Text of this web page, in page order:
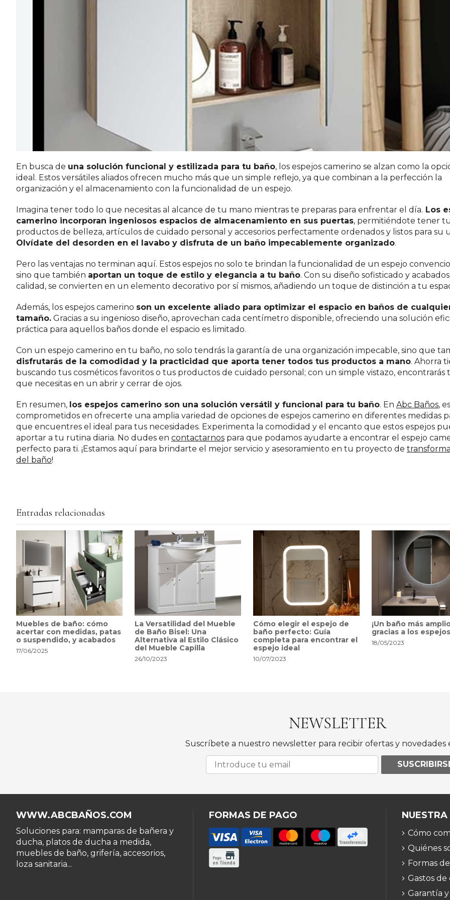
En busca de una solución funcional y estilizada para tu baño, los espejos camerino se alzan como la
ideal. Estos versátiles aliados ofrecen mucho más que un simple reflejo, ya que combinan a la perfección la
organización y el almacenamiento con la funcionalidad de un espejo.
Imagina tener todo lo que necesitas al alcance de tu mano mientras te preparas para enfrentar el día. Los
camerino incorporan ingeniosos espacios de almacenamiento en sus puertas, permitiéndote tener
productos de belleza, artículos de cuidado personal y accesorios perfectamente ordenados y listos para su
Olvídate del desorden en el lavabo y disfruta de un baño impecablemente organizado.
Pero las ventajas no terminan aquí. Estos espejos no solo te brindan la funcionalidad de un espejo
sino que también aportan un toque de estilo y elegancia a tu baño. Con su diseño sofisticado y
calidad, se convierten en un elemento decorativo por sí mismos, añadiendo un toque de distinción a tu
Además, los espejos camerino son un excelente aliado para optimizar el espacio en baños de
tamaño. Gracias a su ingenioso diseño, aprovechan cada centímetro disponible, ofreciendo una solución
práctica para aquellos baños donde el espacio es limitado.
Con un espejo camerino en tu baño, no solo tendrás la garantía de una organización impecable, sino que
disfrutarás de la comodidad y la practicidad que aporta tener todos tus productos a mano. Ahorra
buscando tus cosméticos favoritos o tus productos de cuidado personal; con un simple vistazo, encontrarás
que necesitas en un abrir y cerrar de ojos.
En resumen, los espejos camerino son una solución versátil y funcional para tu baño. En Abc Baños,
comprometidos en ofrecerte una amplia variedad de opciones de espejos camerino en diferentes medidas
que encuentres el ideal para tus necesidades. Experimenta la comodidad y el encanto que estos espejos
aportar a tu rutina diaria. No dudes en contactarnos para que podamos ayudarte a encontrar el espejo
perfecto para ti. ¡Estamos aquí para brindarte el mejor servicio y asesoramiento en tu proyecto de
del baño!
Entradas relacionadas
Muebles de baño: cómo
acertar con medidas, patas
o suspendido, y acabados
17/06/2025
La Versatilidad del Mueble
de Baño Bisel: Una
Alternativa al Estilo Clásico
del Mueble Capilla
26/10/2023
Cómo elegir el espejo de
baño perfecto: Guía
completa para encontrar el
espejo ideal
10/07/2023
¡Un baño más
gracias a los
18/05/2023
NEWSLETTER
Suscríbete a nuestro newsletter para recibir ofertas y novedades
WWW.ABCBAÑOS.COM
Soluciones para: mamparas de bañera y
ducha, platos de ducha a medida,
muebles de baño, grifería, accesorios,
loza sanitaria...
FORMAS DE PAGO
Cómo
Quiénes
Formas
Gastos
Garantía